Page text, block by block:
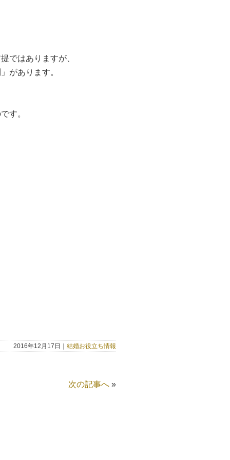
ではありますが、
があります。
す。
2016年12月17日｜ 結婚お役立ち情報
次の記事へ »